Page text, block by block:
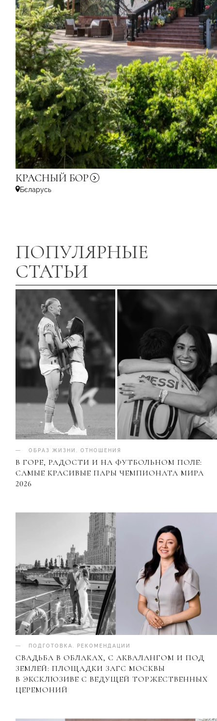
КРАСНЫЙ БОР
Бєларусь
ПОПУЛЯРНЫЕ
СТАТЬИ
ОБРАЗ ЖИЗНИ ОТНОШЕНИЯ
В ГОРЕ, РАДОСТИ И НА ФУТБОЛЬНОМ ПОЛЕ:
САМЫЕ КРАСИВЫЕ ПАРЫ ЧЕМПИОНАТА МИРА
2026
ПОДГОТОВКА. РЕКОМЕНДАЦИИ
СВАДЬБА В ОБЛАКАХ, С АКВАЛАНГОМ И ПОД
ЗЕМЛЕЙ: ПЛОЩАДКИ ЗАГС МОСКВЫ
В ЭКСКЛЮЗИВЕ С ВЕДУЩЕЙ ТОРЖЕСТВЕННЫХ
ЦЕРЕМОНИЙ